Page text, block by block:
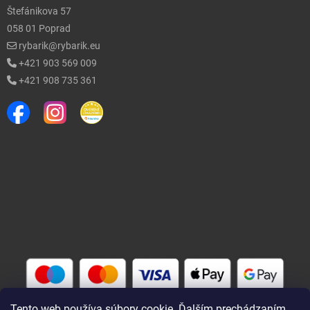
Štefánikova 57
058 01 Poprad
rybarik@rybarik.eu
+421 903 569 009
+421 908 735 361